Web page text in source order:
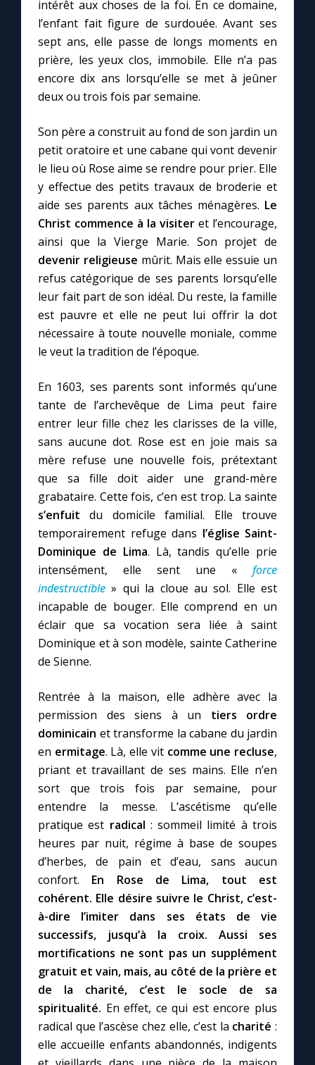
intérêt aux choses de la foi. En ce domaine,
l’enfant fait figure de surdouée. Avant ses
sept ans, elle passe de longs moments en
prière, les yeux clos, immobile. Elle n’a pas
encore dix ans lorsqu’elle se met à jeûner
deux ou trois fois par semaine.
Son père a construit au fond de son jardin un
petit oratoire et une cabane qui vont devenir
le lieu où Rose aime se rendre pour prier. Elle
y effectue des petits travaux de broderie et
aide ses parents aux tâches ménagères. Le
Christ commence à la visiter et l’encourage,
ainsi que la Vierge Marie. Son projet de
devenir religieuse mûrit. Mais elle essuie un
refus catégorique de ses parents lorsqu’elle
leur fait part de son idéal. Du reste, la famille
est pauvre et elle ne peut lui offrir la dot
nécessaire à toute nouvelle moniale, comme
le veut la tradition de l’époque.
En 1603, ses parents sont informés qu’une
tante de l’archevêque de Lima peut faire
entrer leur fille chez les clarisses de la ville,
sans aucune dot. Rose est en joie mais sa
mère refuse une nouvelle fois, prétextant
que sa fille doit aider une grand-mère
grabataire. Cette fois, c’en est trop. La sainte
s’enfuit du domicile familial. Elle trouve
temporairement refuge dans l’église Saint-
Dominique de Lima. Là, tandis qu’elle prie
intensément, elle sent une « force
indestructible » qui la cloue au sol. Elle est
incapable de bouger. Elle comprend en un
éclair que sa vocation sera liée à saint
Dominique et à son modèle, sainte Catherine
de Sienne.
Rentrée à la maison, elle adhère avec la
permission des siens à un tiers ordre
dominicain et transforme la cabane du jardin
en ermitage. Là, elle vit comme une recluse,
priant et travaillant de ses mains. Elle n’en
sort que trois fois par semaine, pour
entendre la messe. L’ascétisme qu’elle
pratique est radical : sommeil limité à trois
heures par nuit, régime à base de soupes
d’herbes, de pain et d’eau, sans aucun
confort. En Rose de Lima, tout est
cohérent. Elle désire suivre le Christ, c’est-
à-dire l’imiter dans ses états de vie
successifs, jusqu’à la croix. Aussi ses
mortifications ne sont pas un supplément
gratuit et vain, mais, au côté de la prière et
de la charité, c’est le socle de sa
spiritualité. En effet, ce qui est encore plus
radical que l’ascèse chez elle, c’est la charité :
elle accueille enfants abandonnés, indigents